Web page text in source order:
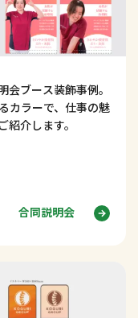
ブース装飾事例。
カラーで、仕事の魅
介します。
合同説明会